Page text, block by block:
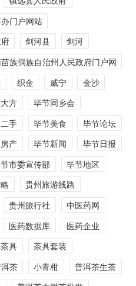
门户网站
剑河县
剑河
族侗族自治州人民政府门户网
织金 威宁
金沙
大方
毕节同乡会
手 毕节美食
毕节论坛
产 毕节新闻
毕节日报
市委宣传部
毕节地区
贵州旅游线路
贵州旅行社
中医药网
医药数据库
医药企业
具
茶具套装
茶 小青柑
普洱茶生茶